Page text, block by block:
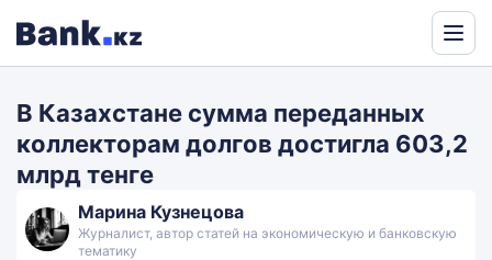
Translate
В Казахстане сумма переданных
коллекторам долгов достигла 603,2
млрд тенге
Марина Кузнецова
Журналист, автор статей на экономическую и банковскую
тематику